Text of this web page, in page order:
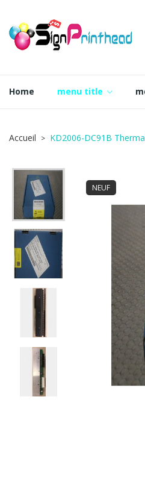
Home menu title
Accueil KD2006-DC91B
NEUF